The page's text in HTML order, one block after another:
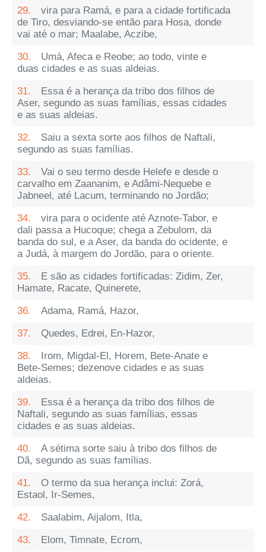
29.
vira para Ramá, e para a cidade fortificada
de Tiro, desviando-se então para Hosa, donde
vai até o mar; Maalabe, Aczibe,
30.
Umá, Afeca e Reobe; ao todo, vinte e
duas cidades e as suas aldeias.
31.
Essa é a herança da tribo dos filhos de
Aser, segundo as suas famílias, essas cidades
e as suas aldeias.
32.
Saiu a sexta sorte aos filhos de Naftali,
segundo as suas famílias.
33.
Vai o seu termo desde Helefe e desde o
carvalho em Zaananim, e Adâmi-Nequebe e
Jabneel, até Lacum, terminando no Jordão;
34.
vira para o ocidente até Aznote-Tabor, e
dali passa a Hucoque; chega a Zebulom, da
banda do sul, e a Aser, da banda do ocidente, e
a Judá, à margem do Jordão, para o oriente.
35.
E são as cidades fortificadas: Zidim, Zer,
Hamate, Racate, Quinerete,
36.
Adama, Ramá, Hazor,
37.
Quedes, Edrei, En-Hazor,
38.
Irom, Migdal-El, Horem, Bete-Anate e
Bete-Semes; dezenove cidades e as suas
aldeias.
39.
Essa é a herança da tribo dos filhos de
Naftali, segundo as suas famílias, essas
cidades e as suas aldeias.
40.
A sétima sorte saiu à tribo dos filhos de
Dã, segundo as suas famílias.
41.
O termo da sua herança inclui: Zorá,
Estaol, Ir-Semes,
42.
Saalabim, Aijalom, Itla,
43.
Elom, Timnate, Ecrom,